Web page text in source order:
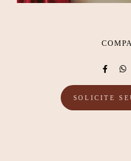
SOLICITE